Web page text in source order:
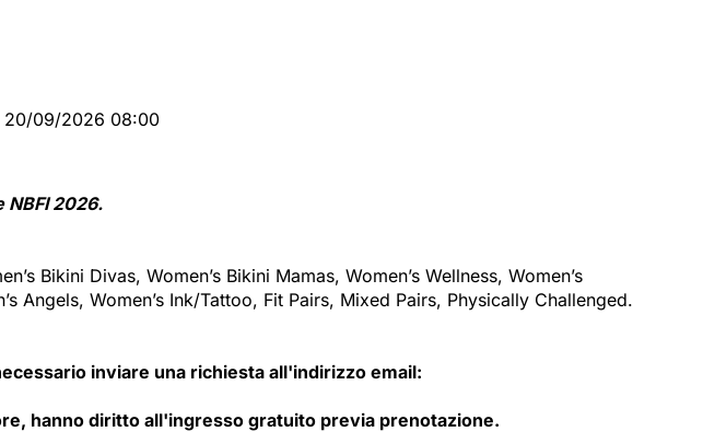
20/09/2026 08:00
NBFI 2026.
Bikini Divas, Women’s Bikini Mamas, Women’s Wellness, Women’s
Angels, Women’s Ink/Tattoo, Fit Pairs, Mixed Pairs, Physically Challenged.
inviare una richiesta all'indirizzo email:
hanno diritto all'ingresso gratuito previa prenotazione.